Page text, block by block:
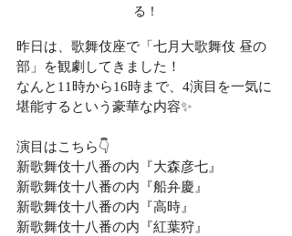
る！
昨日は、歌舞伎座で「七月大歌舞伎 昼の
部」を観劇してきました！
なんと11時から16時まで、4演目を一気に
堪能するという豪華な内容✨
演目はこちら👇
新歌舞伎十八番の内『大森彦七』
新歌舞伎十八番の内『船弁慶』
新歌舞伎十八番の内『高時』
新歌舞伎十八番の内『紅葉狩』